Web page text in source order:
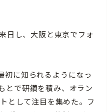
日し、大阪と東京でフォ
に知られるようになっ
とで研鑽を積み、オラン
として注目を集めた。フ